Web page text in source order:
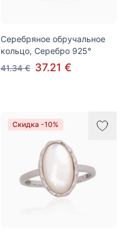
Серебряное обручальное
кольцо, Серебро 925°
41.34 € 37.21 €
Скидка -10%